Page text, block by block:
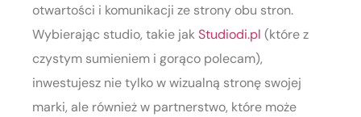
otwartości i komunikacji ze strony obu stron.
Wybierając studio, takie jakStudiodi.pl (które z
czystym sumieniem i gorąco polecam),
inwestujesz nie tylko w wizualną stronę swojej
marki, ale również w partnerstwo, które może